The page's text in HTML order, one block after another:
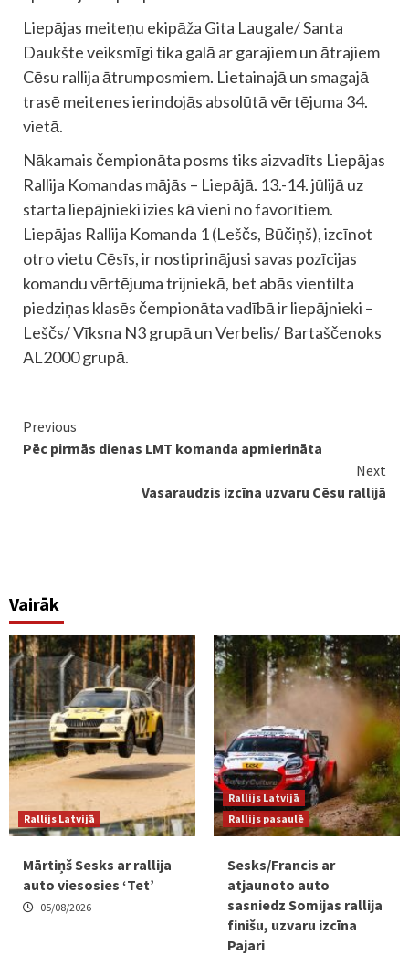
Liepājas meiteņu ekipāža Gita Laugale/ Santa
Daukšte veiksmīgi tika galā ar garajiem un ātrajiem
Cēsu rallija ātrumposmiem. Lietainajā un smagajā
trasē meitenes ierindojās absolūtā vērtējuma 34.
vietā.
Nākamais čempionāta posms tiks aizvadīts Liepājas
Rallija Komandas mājās – Liepājā. 13.-14. jūlijā uz
starta liepājnieki izies kā vieni no favorītiem.
Liepājas Rallija Komanda 1 (Leščs, Būčiņš), izcīnot
otro vietu Cēsīs, ir nostiprinājusi savas pozīcijas
komandu vērtējuma trijniekā, bet abās vientilta
piedziņas klasēs čempionāta vadībā ir liepājnieki –
Leščs/ Vīksna N3 grupā un Verbelis/ Bartaščenoks
AL2000 grupā.
Continue
Reading
Previous
Pēc pirmās dienas LMT komanda apmierināta
Next
Vasaraudzis izcīna uzvaru Cēsu rallijā
Vairāk
Rallijs Latvijā
Mārtiņš Sesks ar rallija
auto viesosies ‘Tet’
05/08/2026
Rallijs Latvijā
Rallijs pasaulē
Sesks/Francis ar
atjaunoto auto
sasniedz Somijas rallija
finišu, uzvaru izcīna
Pajari